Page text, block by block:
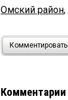
Омский район,
Комментировать
Комментарии